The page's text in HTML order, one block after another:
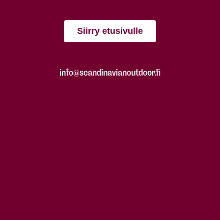
Siirry etusivulle
info@scandinavianoutdoor.fi